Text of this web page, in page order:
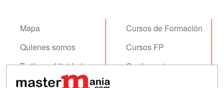
Mapa
Quienes somos
Tarifas publicidad
Acceso Usuarios
Cursos de Formación
Cursos FP
Conferencias